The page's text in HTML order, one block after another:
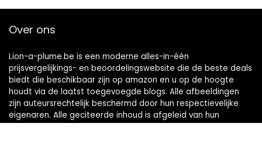
Over ons
Lion-a-plume.be is een moderne alles-in-één
prijsvergelijkings- en beoordelingswebsite die de beste deals
biedt die beschikbaar zijn op amazon en u op de hoogte
houdt via de laatst toegevoegde blogs. Alle afbeeldingen
zijn auteursrechtelijk beschermd door hun respectievelijke
eigenaren. Alle geciteerde inhoud is afgeleid van hun